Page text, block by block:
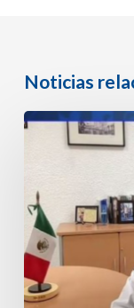
Noticias
Revisar
tarifas,
mejorar
calidad
del
servicio:
ANEAS